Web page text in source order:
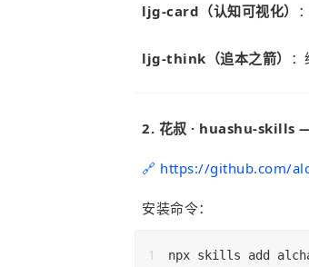
ljg-card（认知可视化）
ljg-think（追本之箭） ：
2. 花叔 · huashu-skills
🔗 https://github.com/
安装命令：
npx skills add